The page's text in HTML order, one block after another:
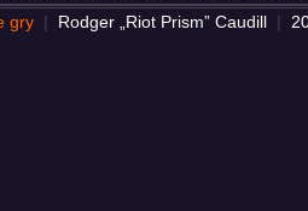
gry Rodger „Riot Prism” Caudill